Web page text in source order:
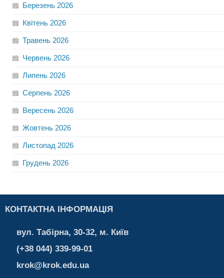
Березень 2026
Квітень 2026
Травень 2026
Червень 2026
Липень 2026
Серпень 2026
Вересень 2026
Жовтень 2026
Листопад 2026
Грудень 2026
КОНТАКТНА ІНФОРМАЦІЯ
вул. Табірна, 30-32, м. Київ
(+38 044) 339-99-01
krok@krok.edu.ua